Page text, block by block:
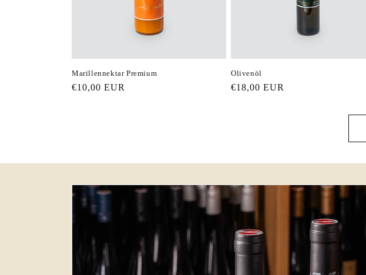
Marillennektar Premium
Normaler
€10,00 EUR
Olivenöl
Normaler
€18,00 EUR